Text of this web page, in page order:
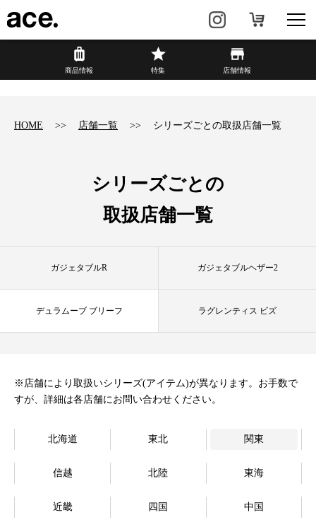
商品情報
カジュアル HAyU×ace.
店舗情報 新着情報
商品情報 特集 店舗情報
HOME 店舗一覧 シリーズごとの取扱店舗一覧
シリーズごとの
取扱店舗一覧
ガジェタブルR ガジェタブルヘザー2
デュラムーブ ブリーフ ラグレンティス ビズ
※店舗により取扱いシリーズ(アイテム)が異なります。お手数で
すが、詳細は各店舗にお問い合わせください。
北海道 東北 関東
信越 北陸 東海
近畿 四国 中国